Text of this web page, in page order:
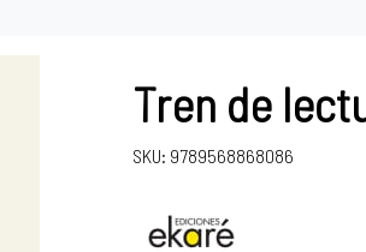
Tren de
SKU: 9789568868086